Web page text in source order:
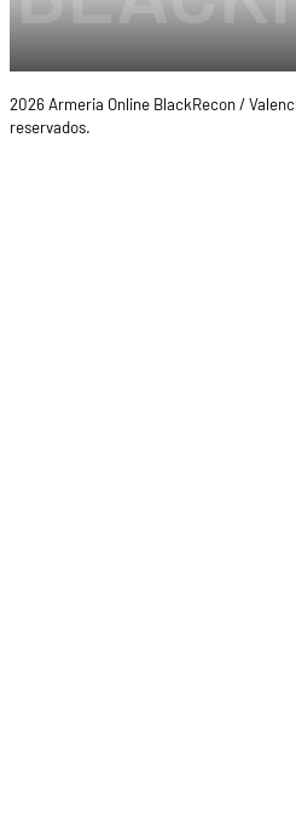
2026 Armeria Online BlackRecon /
reservados.